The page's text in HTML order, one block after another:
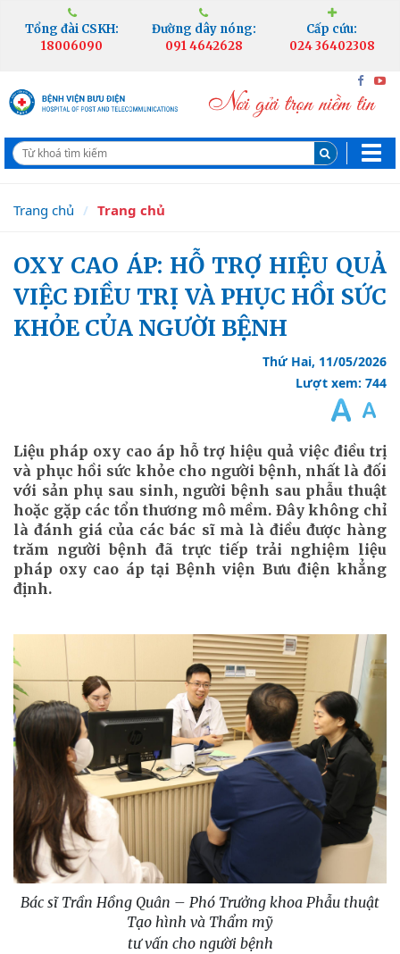
Tổng đài CSKH:
18006090
Đường dây nóng:
091 4642628
Cấp cứu:
024 36402308
Trang chủ Trang chủ
OXY CAO ÁP: HỖ TRỢ HIỆU QUẢ
VIỆC ĐIỀU TRỊ VÀ PHỤC HỒI SỨC
KHỎE CỦA NGƯỜI BỆNH
Thứ Hai, 11/05/2026
Lượt xem: 744
Liệu pháp oxy cao áp hỗ trợ hiệu quả việc điều trị
và phục hồi sức khỏe cho người bệnh, nhất là đối
với sản phụ sau sinh, người bệnh sau phẫu thuật
hoặc gặp các tổn thương mô mềm. Đây không chỉ
là đánh giá của các bác sĩ mà là điều được hàng
trăm người bệnh đã trực tiếp trải nghiệm liệu
pháp oxy cao áp tại Bệnh viện Bưu điện khẳng
định.
Bác sĩ Trần Hồng Quân – Phó Trưởng khoa Phẫu thuật
Tạo hình và Thẩm mỹ
tư vấn cho người bệnh